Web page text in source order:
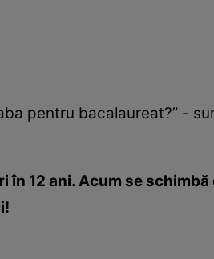
pentru bacalaureat?” -
12 ani. Acum se